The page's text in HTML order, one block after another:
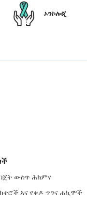
ኦንኮሎጂ
ውስጥ ሕክምና
እና የቀዶ ጥገና ሐኪሞች